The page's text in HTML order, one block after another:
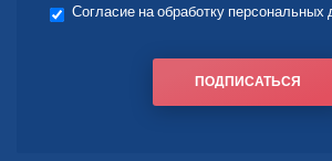
Согласие на обработку персональных
ПОДПИСАТЬСЯ